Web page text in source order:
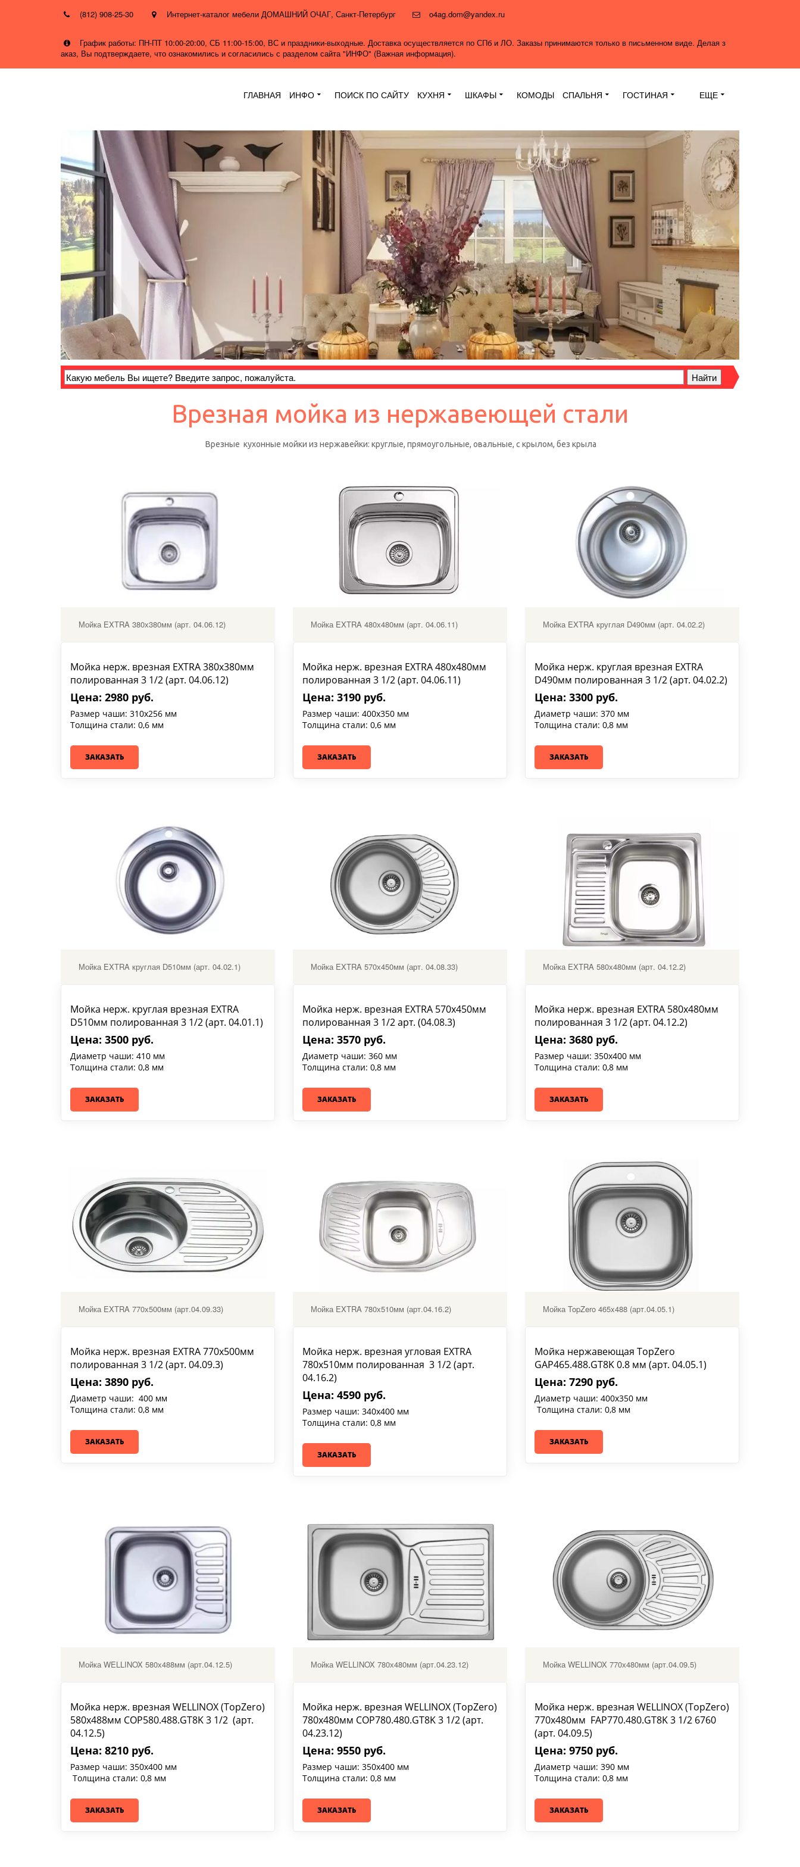
(812) 908-25-30 Интернет-каталог мебели ДОМАШНИЙ ОЧАГ, Санкт-Петербург o4ag.dom@yandex.ru
График работы: ПН-ПТ 10:00-20:00, СБ 11:00-15:00, ВС и праздники-выходные. Доставка осуществляется по СПб и ЛО. Заказы принимаются только в письменном виде. Делая з
аказ, Вы подтверждаете, что ознакомились и согласились с разделом сайта "ИНФО" (Важная информация).
ГЛАВНАЯ ИНФО ПОИСК ПО САЙТУ КУХНЯ ШКАФЫ КОМОДЫ СПАЛЬНЯ ГОСТИНАЯ ЕЩЕ
Врезная мойка из нержавеющей стали
Врезные  кухонные мойки из нержавейки: круглые, прямоугольные, овальные, с крылом, без крыла
Мойка EXTRA 380х380мм (арт. 04.06.12) Мойка EXTRA 480х480мм (арт. 04.06.11) Мойка EXTRA круглая D490мм (арт. 04.02.2)
Мойка нерж. врезная EXTRA 380х380мм
полированная 3 1/2 (арт. 04.06.12)
Цена: 2980 руб.
Размер чаши: 310x256 мм
Толщина стали: 0,6 мм
ЗАКАЗАТЬ
Мойка нерж. врезная EXTRA 480х480мм
полированная 3 1/2 (арт. 04.06.11)
Цена: 3190 руб.
Размер чаши: 400х350 мм
Толщина стали: 0,6 мм
ЗАКАЗАТЬ
Мойка нерж. круглая врезная EXTRA
D490мм полированная 3 1/2 (арт. 04.02.2)
Цена: 3300 руб.
Диаметр чаши: 370 мм
Толщина стали: 0,8 мм
ЗАКАЗАТЬ
Мойка EXTRA круглая D510мм (арт. 04.02.1) Мойка EXTRA 570х450мм (арт. 04.08.33) Мойка EXTRA 580х480мм (арт. 04.12.2)
Мойка нерж. круглая врезная EXTRA
D510мм полированная 3 1/2 (арт. 04.01.1)
Цена: 3500 руб.
Диаметр чаши: 410 мм
Толщина стали: 0,8 мм
ЗАКАЗАТЬ
Мойка нерж. врезная EXTRA 570х450мм
полированная 3 1/2 арт. (04.08.3)
Цена: 3570 руб.
Диаметр чаши: 360 мм
Толщина стали: 0,8 мм
ЗАКАЗАТЬ
Мойка нерж. врезная EXTRA 580х480мм
полированная 3 1/2 (арт. 04.12.2)
Цена: 3680 руб.
Размер чаши: 350х400 мм
Толщина стали: 0,8 мм
ЗАКАЗАТЬ
Мойка EXTRA 770х500мм (арт.04.09.33) Мойка EXTRA 780х510мм (арт.04.16.2) Мойка TopZero 465x488 (арт.04.05.1)
Мойка нерж. врезная EXTRA 770х500мм
полированная 3 1/2 (арт. 04.09.3)
Цена: 3890 руб.
Диаметр чаши: 400 мм
Толщина стали: 0,8 мм
ЗАКАЗАТЬ
Мойка нерж. врезная угловая EXTRA
780х510мм полированная 3 1/2 (арт.
04.16.2)
Цена: 4590 руб.
Размер чаши: 340х400 мм
Толщина стали: 0,8 мм
ЗАКАЗАТЬ
Мойка нержавеющая TopZero
GAP465.488.GT8K 0.8 мм (арт. 04.05.1)
Цена: 7290 руб.
Диаметр чаши: 400х350 мм
Толщина стали: 0,8 мм
ЗАКАЗАТЬ
Мойка WELLINOX 580х488мм (арт.04.12.5) Мойка WELLINOX 780х480мм (арт.04.23.12) Мойка WELLINOX 770х480мм (арт.04.09.5)
Мойка нерж. врезная WELLINOX (TopZero)
580х488мм COP580.488.GT8K 3 1/2 (арт.
04.12.5)
Цена: 8210 руб.
Размер чаши: 350х400 мм
Толщина стали: 0,8 мм
ЗАКАЗАТЬ
Мойка нерж. врезная WELLINOX (TopZero)
780х480мм COP780.480.GT8K 3 1/2 (арт.
04.23.12)
Цена: 9550 руб.
Размер чаши: 350х400 мм
Толщина стали: 0,8 мм
ЗАКАЗАТЬ
Мойка нерж. врезная WELLINOX (TopZero)
770х480мм FAP770.480.GT8K 3 1/2 6760
(арт. 04.09.5)
Цена: 9750 руб.
Диаметр чаши: 390 мм
Толщина стали: 0,8 мм
ЗАКАЗАТЬ